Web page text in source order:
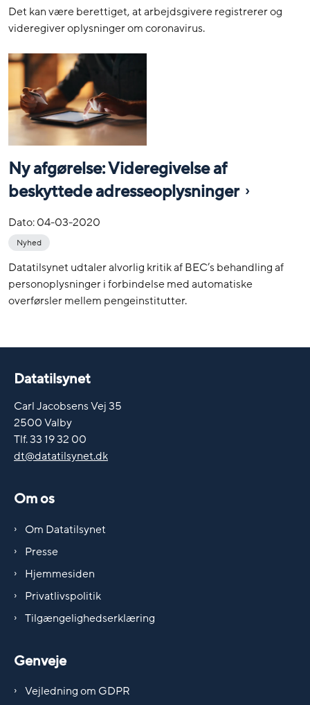
Det kan være berettiget, at arbejdsgivere registrerer og
videregiver oplysninger om coronavirus.
Ny afgørelse: Videregivelse af
beskyttede adresseoplysninger
Dato:04-03-2020
Nyhed
Datatilsynet udtaler alvorlig kritik af BEC’s behandling af
personoplysninger i forbindelse med automatiske
overførsler mellem pengeinstitutter.
Datatilsynet
Carl Jacobsens Vej 35
2500 Valby
Tlf. 33 19 32 00
dt@datatilsynet.dk
Om os
Om Datatilsynet
Presse
Hjemmesiden
Privatlivspolitik
Tilgængelighedserklæring
Genveje
Vejledning om GDPR